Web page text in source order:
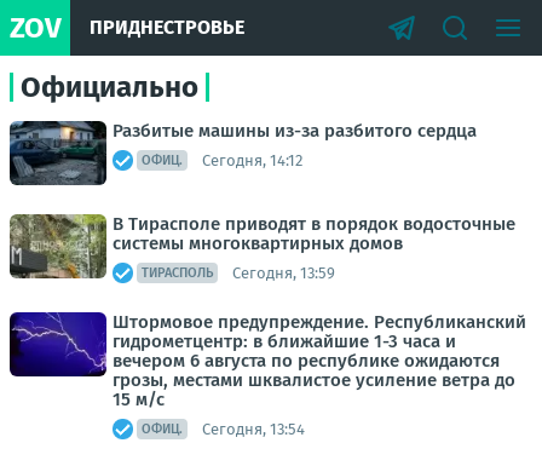
ZOV ПРИДНЕСТРОВЬЕ
Официально
Разбитые машины из-за разбитого сердца
ОФИЦ. Сегодня, 14:12
В Тирасполе приводят в порядок водосточные
системы многоквартирных домов
ТИРАСПОЛЬ Сегодня, 13:59
Штормовое предупреждение. Республиканский
гидрометцентр: в ближайшие 1-3 часа и
вечером 6 августа по республике ожидаются
грозы, местами шквалистое усиление ветра до
15 м/с
ОФИЦ. Сегодня, 13:54